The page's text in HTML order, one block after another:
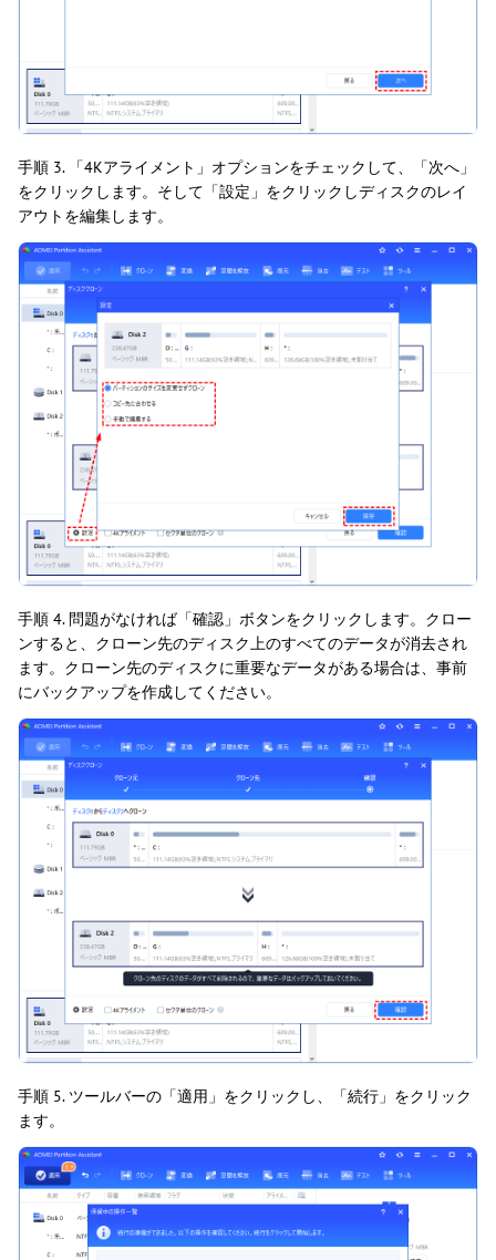
手順 3. 「4Kアライメント」オプションをチェックして、「次へ」
をクリックします。そして「設定」をクリックしディスクのレイ
アウトを編集します。
手順 4. 問題がなければ「確認」ボタンをクリックします。クロー
ンすると、クローン先のディスク上のすべてのデータが消去され
ます。クローン先のディスクに重要なデータがある場合は、事前
にバックアップを作成してください。
手順 5. ツールバーの「適用」をクリックし、「続行」をクリック
ます。